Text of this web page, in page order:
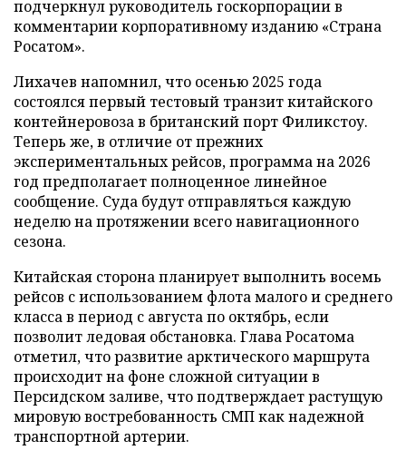
подчеркнул руководитель госкорпорации в
комментарии корпоративному изданию «Страна
Росатом».
Лихачев напомнил, что осенью 2025 года
состоялся первый тестовый транзит китайского
контейнеровоза в британский порт Филикстоу.
Теперь же, в отличие от прежних
экспериментальных рейсов, программа на 2026
год предполагает полноценное линейное
сообщение. Суда будут отправляться каждую
неделю на протяжении всего навигационного
сезона.
Китайская сторона планирует выполнить восемь
рейсов с использованием флота малого и среднего
класса в период с августа по октябрь, если
позволит ледовая обстановка. Глава Росатома
отметил, что развитие арктического маршрута
происходит на фоне сложной ситуации в
Персидском заливе, что подтверждает растущую
мировую востребованность СМП как надежной
транспортной артерии.